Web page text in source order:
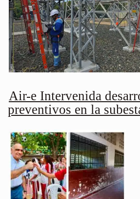
Air-e Intervenida
preventivos en la